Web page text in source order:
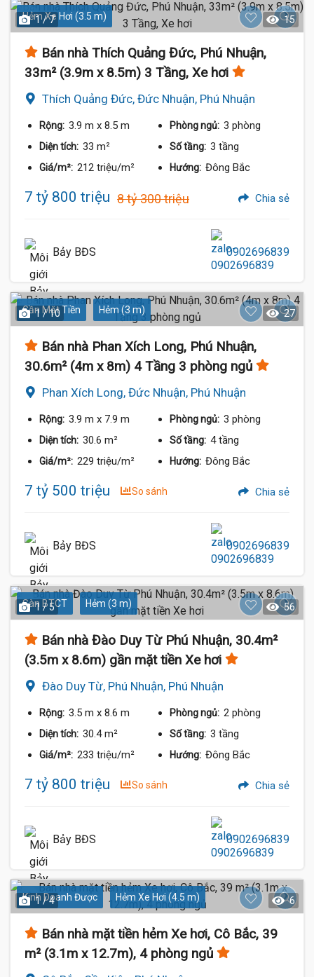
Hẻm Xe Hơi (3.5 m)
1 / 7 15
Bán nhà Thích Quảng Đức, Phú Nhuận,
33m² (3.9m x 8.5m) 3 Tầng, Xe hơi
Thích Quảng Đức, Đức Nhuận, Phú Nhuận
Rộng: 3.9 m x 8.5 m Phòng ngủ: 3 phòng
Diện tích: 33 m² Số tầng: 3 tầng
Giá/m²: 212 triệu/m² Hướng: Đông Bắc
7 tỷ 800 triệu 8 tỷ 300 triệu Chia sẻ
Bảy BĐS 0902696839
Gần Mặt Tiền Hẻm (3 m)
1 / 10 27
Bán nhà Phan Xích Long, Phú Nhuận,
30.6m² (4m x 8m) 4 Tầng 3 phòng ngủ
Phan Xích Long, Đức Nhuận, Phú Nhuận
Rộng: 3.9 m x 7.9 m Phòng ngủ: 3 phòng
Diện tích: 30.6 m² Số tầng: 4 tầng
Giá/m²: 229 triệu/m² Hướng: Đông Bắc
7 tỷ 500 triệu So sánh Chia sẻ
Bảy BĐS 0902696839
Sàn BTCT Hẻm (3 m)
1 / 5 56
Bán nhà Đào Duy Từ Phú Nhuận, 30.4m²
(3.5m x 8.6m) gần mặt tiền Xe hơi
Đào Duy Từ, Phú Nhuận, Phú Nhuận
Rộng: 3.5 m x 8.6 m Phòng ngủ: 2 phòng
Diện tích: 30.4 m² Số tầng: 3 tầng
Giá/m²: 233 triệu/m² Hướng: Đông Bắc
7 tỷ 800 triệu So sánh Chia sẻ
Bảy BĐS 0902696839
Kinh Doanh Được Hẻm Xe Hơi (4.5 m)
1 / 4 6
Bán nhà mặt tiền hẻm Xe hơi, Cô Bắc, 39
m² (3.1m x 12.7m), 4 phòng ngủ